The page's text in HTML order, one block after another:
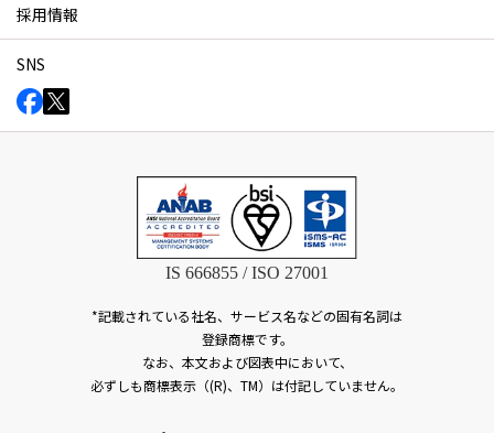
採用情報
SNS
IS 666855 / ISO 27001
*記載されている社名、サービス名などの固有名詞は
登録商標です。
なお、本文および図表中において、
必ずしも商標表示（(R)、TM）は付記していません。